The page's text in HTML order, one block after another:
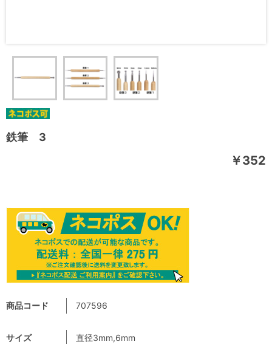
鉄筆 3
￥352
商品コード 707596
サイズ 直径3mm,6mm